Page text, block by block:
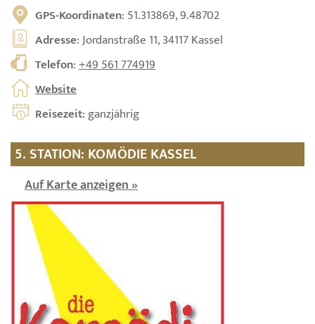
GPS-Koordinaten: 51.313869, 9.48702
Adresse: Jordanstraße 11, 34117 Kassel
Telefon:+49 561 774919
Website
Reisezeit: ganzjährig
5. STATION: KOMÖDIE KASSEL
Auf Karte anzeigen »